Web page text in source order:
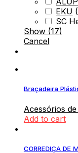
EKU (
SC
Show (17)
Cancel
Braçadeira
Acessórios
Add to cart
CORREDIÇA DE